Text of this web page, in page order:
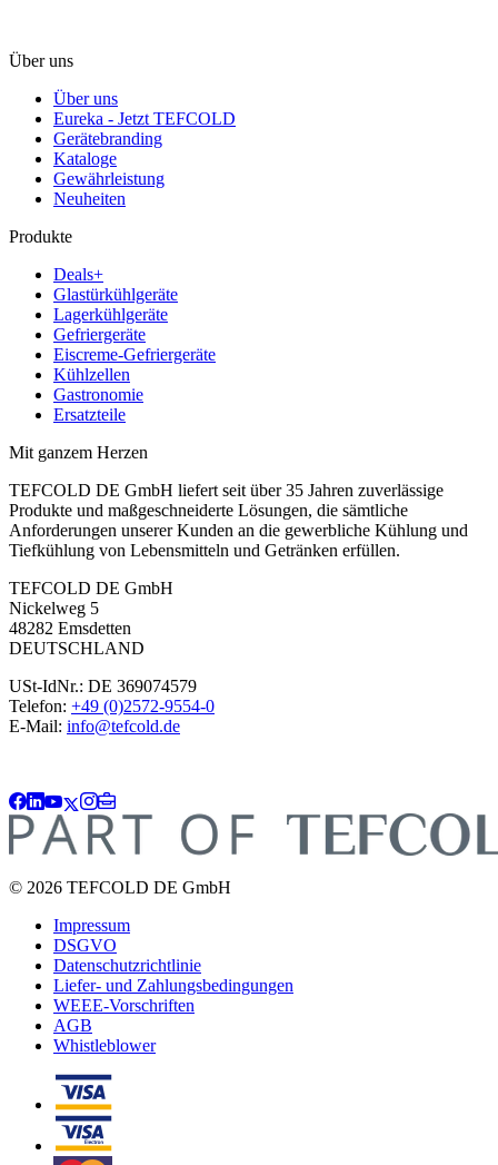
Über uns
Über uns
Eureka - Jetzt TEFCOLD
Gerätebranding
Kataloge
Gewährleistung
Neuheiten
Produkte
Deals+
Glastürkühlgeräte
Lagerkühlgeräte
Gefriergeräte
Eiscreme-Gefriergeräte
Kühlzellen
Gastronomie
Ersatzteile
Mit ganzem Herzen
TEFCOLD DE GmbH liefert seit über 35 Jahren zuverlässige
Produkte und maßgeschneiderte Lösungen, die sämtliche
Anforderungen unserer Kunden an die gewerbliche Kühlung und
Tiefkühlung von Lebensmitteln und Getränken erfüllen.
TEFCOLD DE GmbH
Nickelweg 5
48282 Emsdetten
DEUTSCHLAND
USt-IdNr.: DE 369074579
Telefon: +49 (0)2572-9554-0
E-Mail: info@tefcold.de
© 2026 TEFCOLD DE GmbH
Impressum
DSGVO
Datenschutzrichtlinie
Liefer- und Zahlungsbedingungen
WEEE-Vorschriften
AGB
Whistleblower